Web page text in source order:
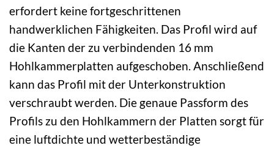
erfordert keine fortgeschrittenen
handwerklichen Fähigkeiten. Das Profil wird auf
die Kanten der zu verbindenden 16 mm
Hohlkammerplatten aufgeschoben. Anschließend
kann das Profil mit der Unterkonstruktion
verschraubt werden. Die genaue Passform des
Profils zu den Hohlkammern der Platten sorgt für
eine luftdichte und wetterbeständige